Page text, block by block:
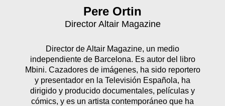
Pere Ortin
Director Altair Magazine
Director de Altair Magazine, un medio
independiente de Barcelona. Es autor del libro
Mbini. Cazadores de imágenes, ha sido reportero
y presentador en la Televisión Española, ha
dirigido y producido documentales, películas y
cómics, y es un artista contemporáneo que ha